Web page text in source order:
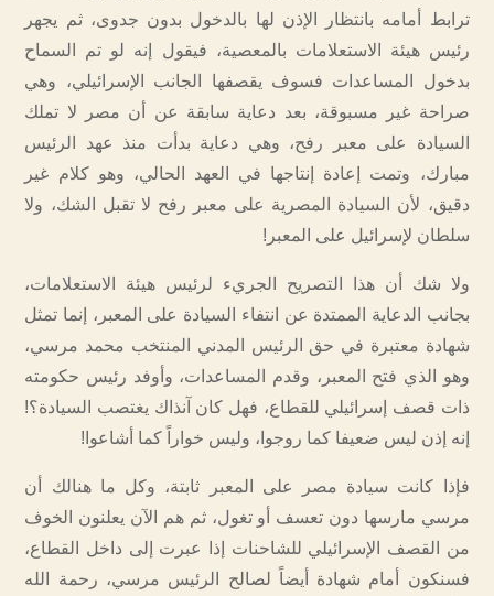
ترابط أمامه بانتظار الإذن لها بالدخول بدون جدوى، ثم يجهر
رئيس هيئة الاستعلامات بالمعصية، فيقول إنه لو تم السماح
بدخول المساعدات فسوف يقصفها الجانب الإسرائيلي، وهي
صراحة غير مسبوقة، بعد دعاية سابقة عن أن مصر لا تملك
السيادة على معبر رفح، وهي دعاية بدأت منذ عهد الرئيس
مبارك، وتمت إعادة إنتاجها في العهد الحالي، وهو كلام غير
دقيق، لأن السيادة المصرية على معبر رفح لا تقبل الشك، ولا
سلطان لإسرائيل على المعبر!
ولا شك أن هذا التصريح الجريء لرئيس هيئة الاستعلامات،
بجانب الدعاية الممتدة عن انتفاء السيادة على المعبر، إنما تمثل
شهادة معتبرة في حق الرئيس المدني المنتخب محمد مرسي،
وهو الذي فتح المعبر، وقدم المساعدات، وأوفد رئيس حكومته
ذات قصف إسرائيلي للقطاع، فهل كان آنذاك يغتصب السيادة؟!
إنه إذن ليس ضعيفا كما روجوا، وليس خواراً كما أشاعوا!
فإذا كانت سيادة مصر على المعبر ثابتة، وكل ما هنالك أن
مرسي مارسها دون تعسف أو تغول، ثم هم الآن يعلنون الخوف
من القصف الإسرائيلي للشاحنات إذا عبرت إلى داخل القطاع،
فسنكون أمام شهادة أيضاً لصالح الرئيس مرسي، رحمة الله